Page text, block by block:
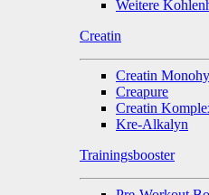
Weitere
Creatin
Creatin
Creapure
Creatin
Kre-Alkalyn
Trainingsbooster